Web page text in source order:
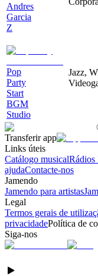
Andres
Garcia
Z
Pop
Party
Start
BGM
Studio
Jazz,
Transferir app
Links úteis
Catálogo musicalRádios
ajudaContacte-nos
Jamendo
Jamendo para artistas
Legal
Termos gerais de
privacidadePolítica de
Siga-nos